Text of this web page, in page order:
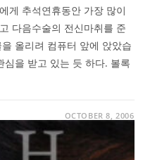
게 추석연휴동안 가장 많이
다음수술의 전신마취를 준
올리려 컴퓨터 앞에 앉았습
을 받고 있는 듯 하다. 볼록
OCTOBER 8, 2006